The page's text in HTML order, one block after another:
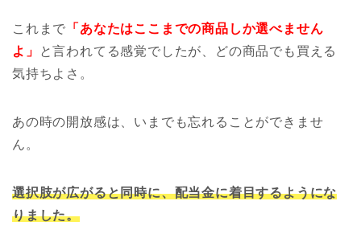
これまで 「あなたはここまでの商品しか選べません
よ」
と言われてる感覚でしたが、どの商品でも買える
気持ちよさ。
あの時の開放感は、いまでも忘れることができませ
ん。
選択肢が広がると同時に、配当金に着目するようにな
りました。